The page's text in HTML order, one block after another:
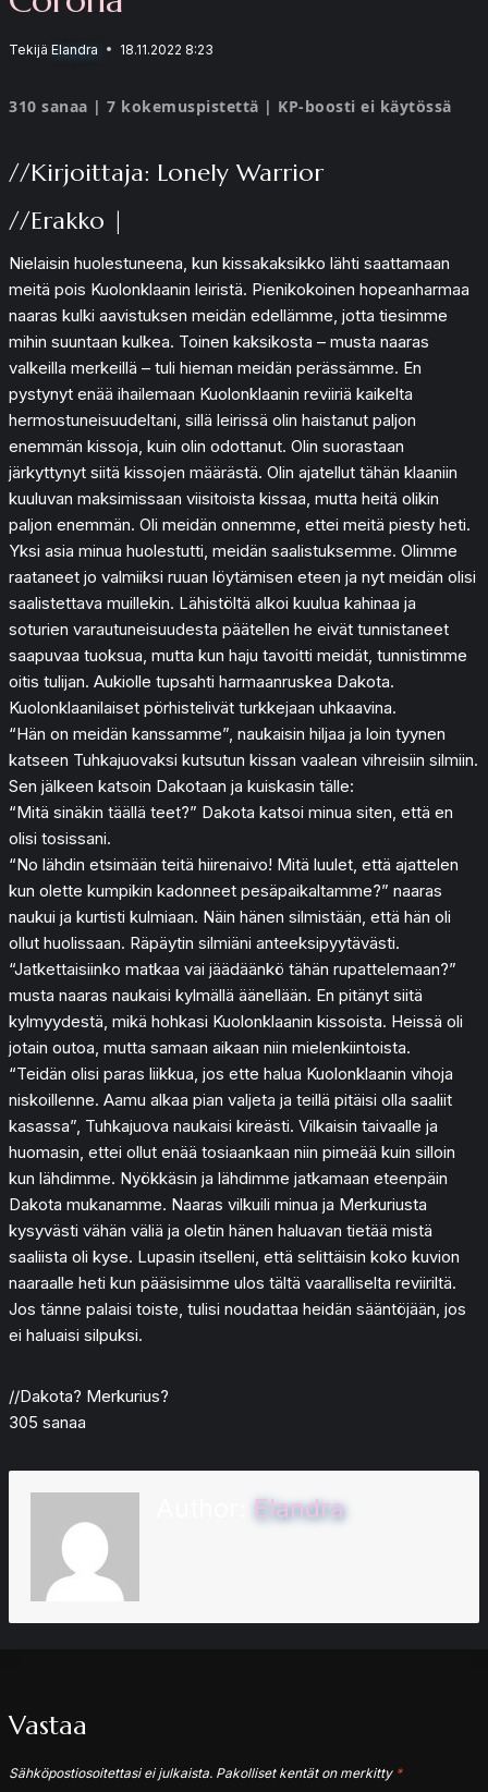
Tekijä Elandra 18.11.2022 8:23
310 sanaa | 7 kokemuspistettä | KP-boosti ei käytössä
//Kirjoittaja: Lonely Warrior
//Erakko |
Nielaisin huolestuneena, kun kissakaksikko lähti saattamaan
meitä pois Kuolonklaanin leiristä. Pienikokoinen hopeanharmaa
naaras kulki aavistuksen meidän edellämme, jotta tiesimme
mihin suuntaan kulkea. Toinen kaksikosta – musta naaras
valkeilla merkeillä – tuli hieman meidän perässämme. En
pystynyt enää ihailemaan Kuolonklaanin reviiriä kaikelta
hermostuneisuudeltani, sillä leirissä olin haistanut paljon
enemmän kissoja, kuin olin odottanut. Olin suorastaan
järkyttynyt siitä kissojen määrästä. Olin ajatellut tähän klaaniin
kuuluvan maksimissaan viisitoista kissaa, mutta heitä olikin
paljon enemmän. Oli meidän onnemme, ettei meitä piesty heti.
Yksi asia minua huolestutti, meidän saalistuksemme. Olimme
raataneet jo valmiiksi ruuan löytämisen eteen ja nyt meidän olisi
saalistettava muillekin. Lähistöltä alkoi kuulua kahinaa ja
soturien varautuneisuudesta päätellen he eivät tunnistaneet
saapuvaa tuoksua, mutta kun haju tavoitti meidät, tunnistimme
oitis tulijan. Aukiolle tupsahti harmaanruskea Dakota.
Kuolonklaanilaiset pörhistelivät turkkejaan uhkaavina.
“Hän on meidän kanssamme”, naukaisin hiljaa ja loin tyynen
katseen Tuhkajuovaksi kutsutun kissan vaalean vihreisiin silmiin.
Sen jälkeen katsoin Dakotaan ja kuiskasin tälle:
“Mitä sinäkin täällä teet?” Dakota katsoi minua siten, että en
olisi tosissani.
“No lähdin etsimään teitä hiirenaivo! Mitä luulet, että ajattelen
kun olette kumpikin kadonneet pesäpaikaltamme?” naaras
naukui ja kurtisti kulmiaan. Näin hänen silmistään, että hän oli
ollut huolissaan. Räpäytin silmiäni anteeksipyytävästi.
“Jatkettaisiinko matkaa vai jäädäänkö tähän rupattelemaan?”
musta naaras naukaisi kylmällä äänellään. En pitänyt siitä
kylmyydestä, mikä hohkasi Kuolonklaanin kissoista. Heissä oli
jotain outoa, mutta samaan aikaan niin mielenkiintoista.
“Teidän olisi paras liikkua, jos ette halua Kuolonklaanin vihoja
niskoillenne. Aamu alkaa pian valjeta ja teillä pitäisi olla saaliit
kasassa”, Tuhkajuova naukaisi kireästi. Vilkaisin taivaalle ja
huomasin, ettei ollut enää tosiaankaan niin pimeää kuin silloin
kun lähdimme. Nyökkäsin ja lähdimme jatkamaan eteenpäin
Dakota mukanamme. Naaras vilkuili minua ja Merkuriusta
kysyvästi vähän väliä ja oletin hänen haluavan tietää mistä
saaliista oli kyse. Lupasin itselleni, että selittäisin koko kuvion
naaraalle heti kun pääsisimme ulos tältä vaaralliselta reviiriltä.
Jos tänne palaisi toiste, tulisi noudattaa heidän sääntöjään, jos
ei haluaisi silpuksi.
//Dakota? Merkurius?
305 sanaa
Elandra
Vastaa
Sähköpostiosoitettasi ei julkaista. Pakolliset kentät on merkitty *